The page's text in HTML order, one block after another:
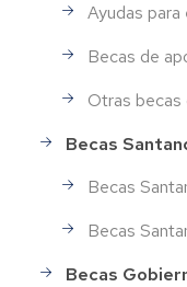
Ayudas
Becas de
Otras becas
Becas
Becas
Becas
Becas